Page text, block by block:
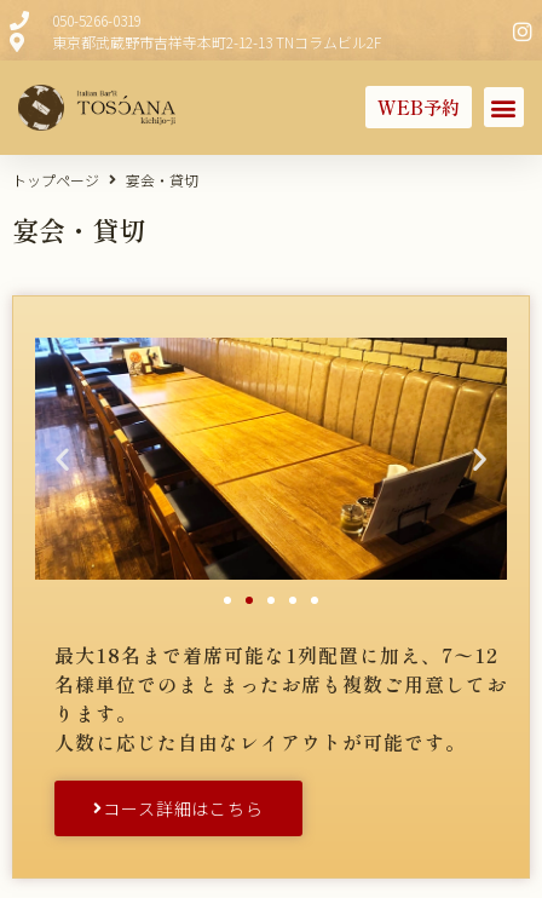
050-5266-0319
東京都武蔵野市吉祥寺本町2-12-13 TNコラムビル2F
WEB予約
トップページ 宴会・貸切
宴会・貸切
最大18名まで着席可能な1列配置に加え、 7〜12
名様単位でのまとまったお席も 複数ご用意してお
ります。
人数に応じた自由なレイアウトが可能です。
コース詳細はこちら